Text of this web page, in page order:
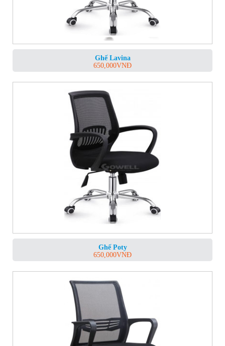
Ghế Lavina
650,000VNĐ
Ghế Poty
650,000VNĐ